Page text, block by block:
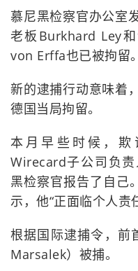
慕尼黑检察官办公室
老板Burkhard Ley
von Erffa也已被拘留。
新的逮捕行动意味着
德国当局拘留。
本月早些时候，
Wirecard子公司负
黑检察官报告了自己
示，他“正面临个人责
根据国际逮捕令，前
Marsalek）被捕。